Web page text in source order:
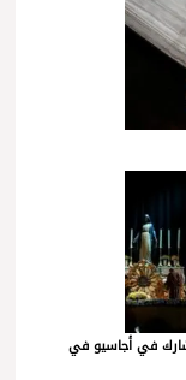
في أجاسيو في